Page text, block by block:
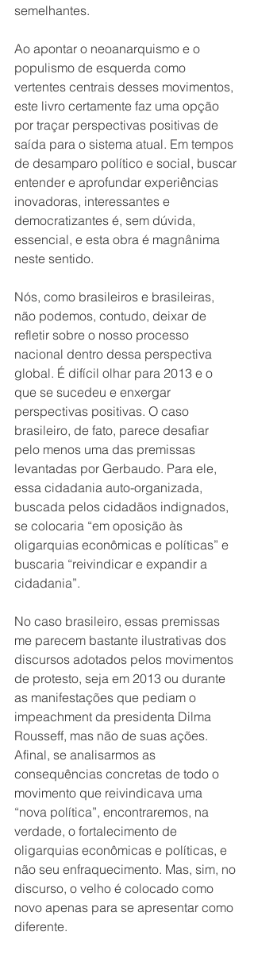
semelhantes.
Ao apontar o neoanarquismo e o
populismo de esquerda como
vertentes centrais desses movimentos,
este livro certamente faz uma opção
por traçar perspectivas positivas de
saída para o sistema atual. Em tempos
de desamparo político e social, buscar
entender e aprofundar experiências
inovadoras, interessantes e
democratizantes é, sem dúvida,
essencial, e esta obra é magnânima
neste sentido.
Nós, como brasileiros e brasileiras,
não podemos, contudo, deixar de
refletir sobre o nosso processo
nacional dentro dessa perspectiva
global. É difícil olhar para 2013 e o
que se sucedeu e enxergar
perspectivas positivas. O caso
brasileiro, de fato, parece desafiar
pelo menos uma das premissas
levantadas por Gerbaudo. Para ele,
essa cidadania auto-organizada,
buscada pelos cidadãos indignados,
se colocaria “em oposição às
oligarquias econômicas e políticas” e
buscaria “reivindicar e expandir a
cidadania”.
No caso brasileiro, essas premissas
me parecem bastante ilustrativas dos
discursos adotados pelos movimentos
de protesto, seja em 2013 ou durante
as manifestações que pediam o
impeachment da presidenta Dilma
Rousseff, mas não de suas ações.
Afinal, se analisarmos as
consequências concretas de todo o
movimento que reivindicava uma
“nova política”, encontraremos, na
verdade, o fortalecimento de
oligarquias econômicas e políticas, e
não seu enfraquecimento. Mas, sim, no
discurso, o velho é colocado como
novo apenas para se apresentar como
diferente.